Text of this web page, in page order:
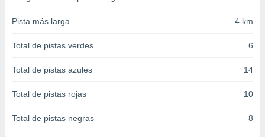
1199
Pista más larga 4 km
Total de pistas verdes 6
Total de pistas azules 14
Total de pistas rojas 10
Total de pistas negras 8